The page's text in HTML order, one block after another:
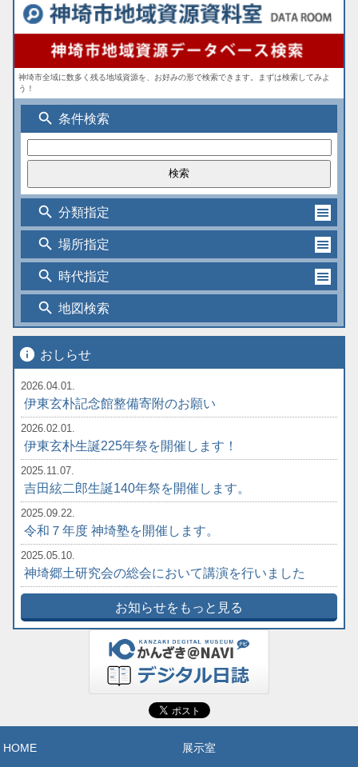
神埼市全域に数多く残る地域資源を、お好みの形で検索できます。まずは検索してみよ
う！
search 条件検索
search 分類指定
search 場所指定
search 時代指定
search 地図検索
info おしらせ
2026.04.01.
伊東玄朴記念館整備寄附のお願い
2026.02.01.
伊東玄朴生誕225年祭を開催します！
2025.11.07.
吉田絃二郎生誕140年祭を開催します。
2025.09.22.
令和７年度 神埼塾を開催します。
2025.05.10.
神埼郷土研究会の総会において講演を行いました
お知らせをもっと見る
HOME 展示室